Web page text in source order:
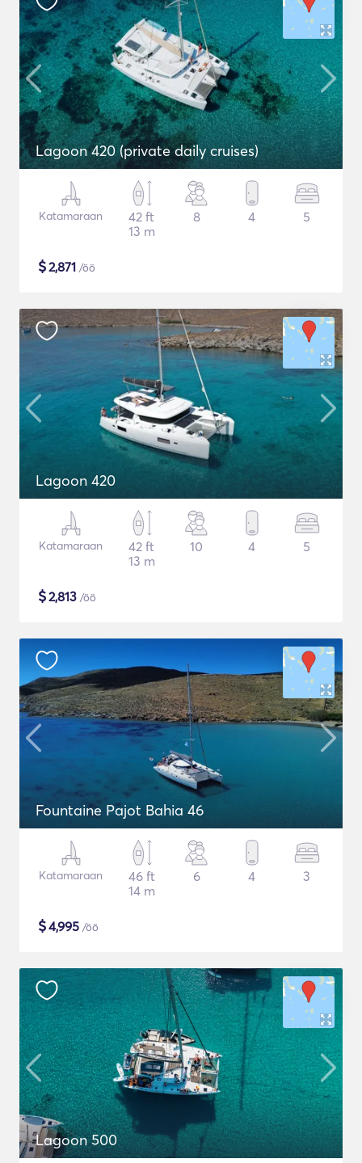
Lagoon 420 (private daily cruises)
Katamaraan
42 ft
13 m
8 4 5
$2,871 /öö
Lagoon 420
Katamaraan
42 ft
13 m
10 4 5
$2,813 /öö
Fountaine Pajot Bahia 46
Katamaraan
46 ft
14 m
6 4 3
$4,995 /öö
Lagoon 500